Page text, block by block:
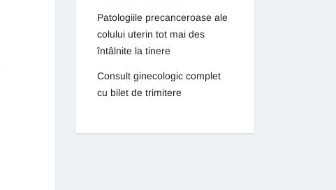
Patologiile precanceroase ale
colului uterin tot mai des
întâlnite la tinere
Consult ginecologic complet
cu bilet de trimitere